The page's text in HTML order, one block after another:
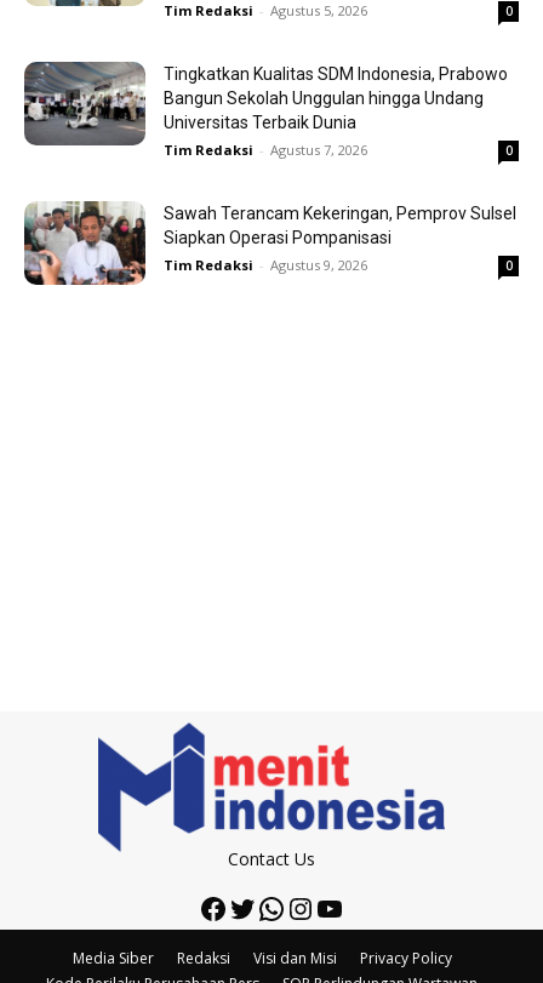
Tim Redaksi - Agustus 5, 2026 0
Tingkatkan Kualitas SDM Indonesia, Prabowo
Bangun Sekolah Unggulan hingga Undang
Universitas Terbaik Dunia
Tim Redaksi - Agustus 7, 2026 0
Sawah Terancam Kekeringan, Pemprov Sulsel
Siapkan Operasi Pompanisasi
Tim Redaksi - Agustus 9, 2026 0
Contact Us
Facebook
Twitter
WhatsApp
Instagram
YouTube
Media Siber Redaksi Visi dan Misi
Privacy Policy